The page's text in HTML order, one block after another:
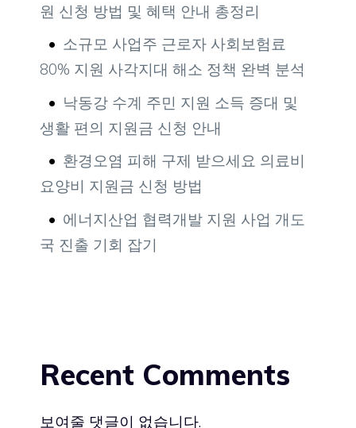
원 신청 방법 및 혜택 안내 총정리
소규모 사업주 근로자 사회보험료
80% 지원 사각지대 해소 정책 완벽 분석
낙동강 수계 주민 지원 소득 증대 및
생활 편의 지원금 신청 안내
환경오염 피해 구제 받으세요 의료비
요양비 지원금 신청 방법
에너지산업 협력개발 지원 사업 개도
국 진출 기회 잡기
Recent Comments
보여줄 댓글이 없습니다.